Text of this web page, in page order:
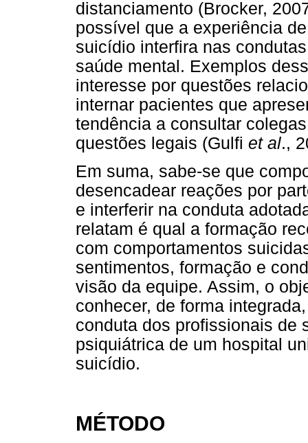
distanciamento (Brocker,
possível que a experiência
suicídio interfira nas
saúde mental. Exemplos
interesse por questões
internar pacientes que
tendência a consultar
questões legais (Gulfi et al.,
Em suma, sabe-se que
desencadear reações por
e interferir na conduta
relatam é qual a formação
com comportamentos
sentimentos, formação e
visão da equipe. Assim, o
conhecer, de forma
conduta dos profissionais de
psiquiátrica de um hospital
suicídio.
MÉTODO